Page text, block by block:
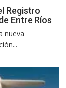
Registro
Entre Ríos
nueva